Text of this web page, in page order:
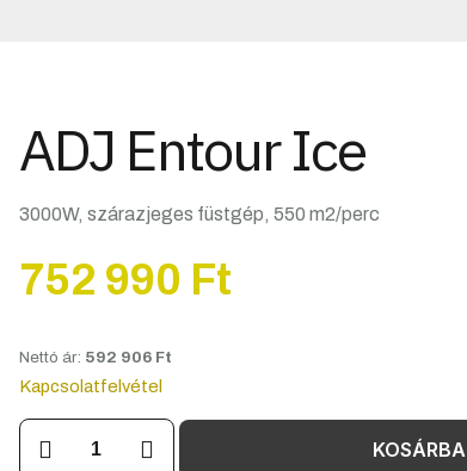
ADJ Entour Ice
3000W, szárazjeges füstgép, 550 m2/perc
752 990 Ft
Nettó ár: 592 906 Ft
Kapcsolatfelvétel
ADJ
Entour
KOSÁRBA